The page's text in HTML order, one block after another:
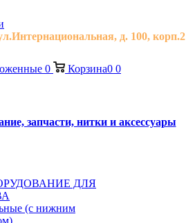
Интернациональная, д. 100, корп.2
0 Корзина0 0
запчасти, нитки и аксессуары
ДЛЯ
(с нижним